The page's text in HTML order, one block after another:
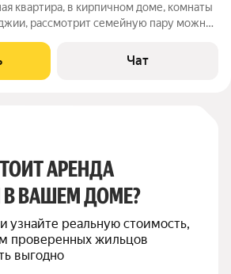
квартира, в кирпичном доме, комнаты
рассмотрит семейную пару можно
Чат
АРЕНДА
ВАШЕМ ДОМЕ?
узнайте реальную стоимость,
проверенных жильцов
выгодно